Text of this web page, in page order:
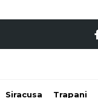
Siracusa Trapani